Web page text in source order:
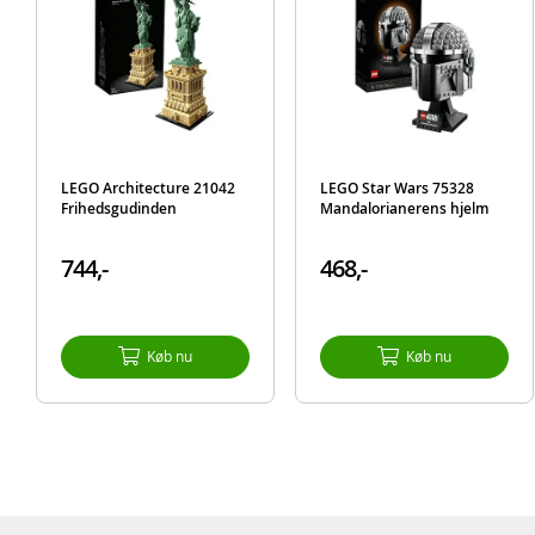
LEGO Architecture 21042
Frihedsgudinden
744,-
Køb nu
LEGO Star Wars 75328
Mandalorianerens hjelm
468,-
Køb nu